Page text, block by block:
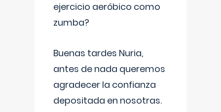
ejercicio aeróbico como
zumba?
Buenas tardes Nuria,
antes de nada queremos
agradecer la confianza
depositada en nosotras.